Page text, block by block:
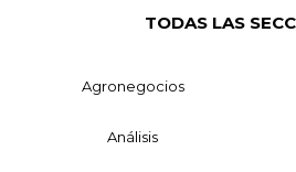
TODAS LAS
Agronegocios
Análisis